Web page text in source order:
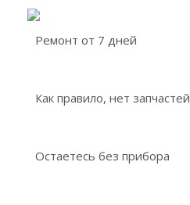
Ремонт от 7 дней
Как правило, нет запчастей
Остаетесь без прибора